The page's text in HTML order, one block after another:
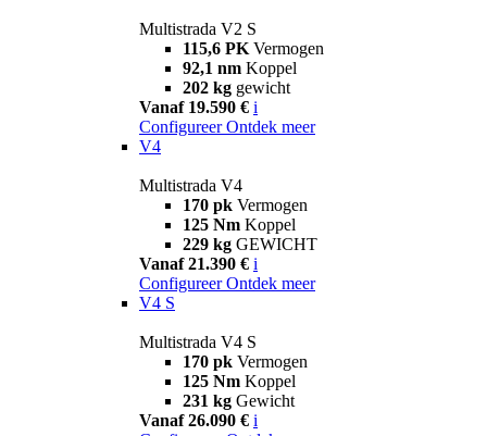
Multistrada V2 S
115,6 PK Vermogen
92,1 nm Koppel
202 kg gewicht
Vanaf 19.590 € i
Configureer Ontdek meer
V4
Multistrada V4
170 pk Vermogen
125 Nm Koppel
229 kg GEWICHT
Vanaf 21.390 € i
Configureer Ontdek meer
V4 S
Multistrada V4 S
170 pk Vermogen
125 Nm Koppel
231 kg Gewicht
Vanaf 26.090 € i